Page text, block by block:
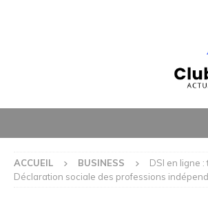
ACCUEIL BUSINESS
DSI en ligne :
Déclaration sociale des professions